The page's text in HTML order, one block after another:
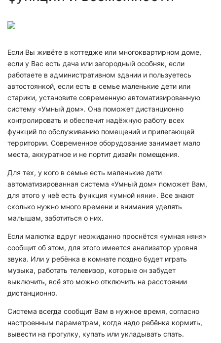
Если Вы живёте в коттедже или многоквартирном доме,
если у Вас есть дача или загородный особняк, если
работаете в административном здании и пользуетесь
автостоянкой, если есть в семье маленькие дети или
старики, установите современную автоматизированную
систему «Умный дом». Она поможет дистанционно
контролировать и обеспечит надёжную работу всех
функций по обслуживанию помещений и прилегающей
территории. Современное оборудование занимает мало
места, аккуратное и не портит дизайн помещения.
Для тех, у кого в семье есть маленькие дети
автоматизированная система «Умный дом» поможет Вам,
для этого у неё есть функция «умной няни». Все знают
сколько нужно много времени и внимания уделять
малышам, заботиться о них.
Если малютка вдруг неожиданно проснётся «умная няня»
сообщит об этом, для этого имеется анализатор уровня
звука. Или у ребёнка в комнате поздно будет играть
музыка, работать телевизор, которые он забудет
выключить, всё это можно отключить на расстоянии
дистанционно.
Система всегда сообщит Вам в нужное время, согласно
настроенным параметрам, когда надо ребёнка кормить,
вывести на прогулку, купать или укладывать спать.